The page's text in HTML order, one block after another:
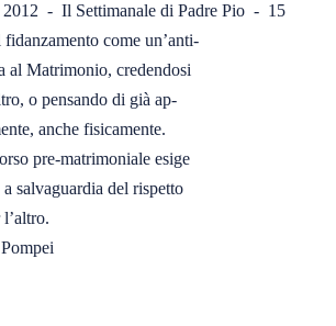
-  Il Settimanale di Padre Pio  -  15
come un’anti-
al Matrimonio, credendosi
o pensando di già ap-
anche fisicamente.
pre-matrimoniale esige
salvaguardia del rispetto